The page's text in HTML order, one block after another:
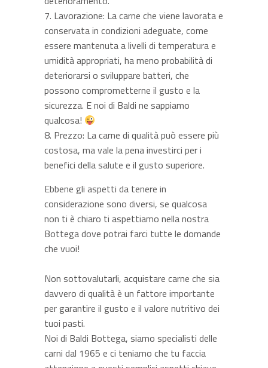
Lavorazione: La carne che viene lavorata e
conservata in condizioni adeguate, come
essere mantenuta a livelli di temperatura e
umidità appropriati, ha meno probabilità di
deteriorarsi o sviluppare batteri, che
possono comprometterne il gusto e la
sicurezza. E noi di Baldi ne sappiamo
qualcosa!
Prezzo: La carne di qualità può essere più
costosa, ma vale la pena investirci per i
benefici della salute e il gusto superiore.
Ebbene gli aspetti da tenere in
considerazione sono diversi, se qualcosa
non ti è chiaro ti aspettiamo nella nostra
Bottega dove potrai farci tutte le domande
che vuoi!
Non sottovalutarli, acquistare carne che sia
davvero di qualità è un fattore importante
per garantire il gusto e il valore nutritivo dei
tuoi pasti.
Noi di Baldi Bottega, siamo specialisti delle
carni dal 1965 e ci teniamo che tu faccia